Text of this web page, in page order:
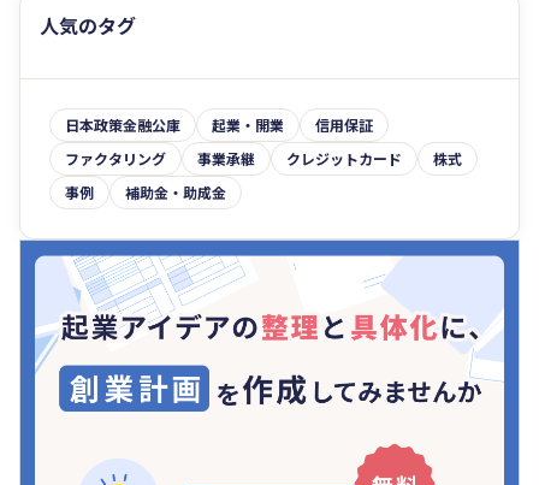
人気のタグ
日本政策金融公庫 起業・開業
信用保証
ファクタリング
事業承継 クレジットカード
株式
事例
補助金・助成金